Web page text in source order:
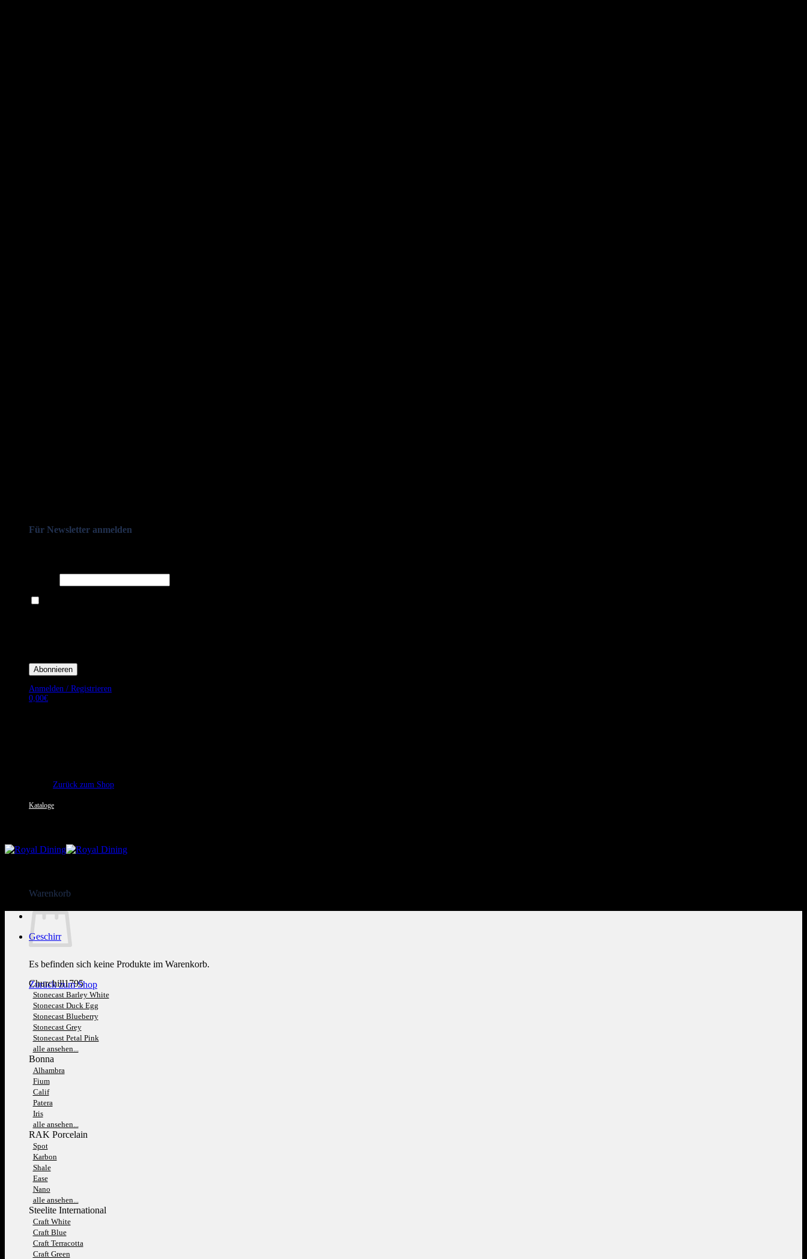
Für Newsletter anmelden
Anmelden / Registrieren
0,00€
Zurück zum Shop
Kataloge
Warenkorb
Es befinden sich keine Produkte im Warenkorb.
Zurück zum Shop
Geschirr
Churchill1795
Stonecast Barley White
Stonecast Duck Egg
Stonecast Blueberry
Stonecast Grey
Stonecast Petal Pink
alle ansehen...
Bonna
Alhambra
Fium
Calif
Patera
Iris
alle ansehen...
RAK Porcelain
Spot
Karbon
Shale
Ease
Nano
alle ansehen...
Steelite International
Craft White
Craft Blue
Craft Terracotta
Craft Green